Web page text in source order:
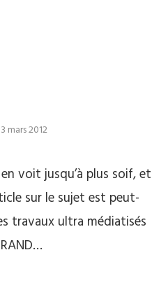
mars 2012
voit jusqu’à plus soif, et
sur le sujet est peut-
travaux ultra médiatisés